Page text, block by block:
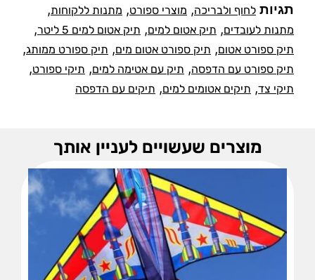
תגיות לחוף ולבריכה, מוצרי ספורט, מתנות ללקוחות,
מתנות לעובדים, תיק אטום למים, תיק אטום למים 5 ליטר ,
תיק ספורט אטום, תיק ספורט אטום מים, תיק ספורט ממותג,
תיק ספורט עם הדפסה, תיק עם אטימה למים, תיקי ספורט,
תיקי צד, תיקים אטומים למים, תיקים עם הדפסה
מוצרים שעשויים לעניין אותך